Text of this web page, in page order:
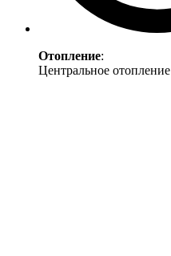
Отопление:
Центральное отопление